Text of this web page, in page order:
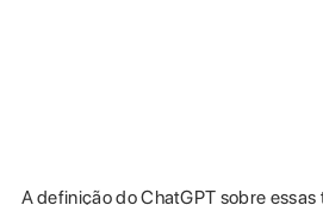
A definição do ChatGPT sobre